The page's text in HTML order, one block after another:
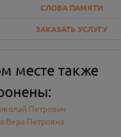
СЛОВА ПАМЯТИ
ЗАКАЗАТЬ УСЛУГУ
месте также
Петрович
Вера Петровна